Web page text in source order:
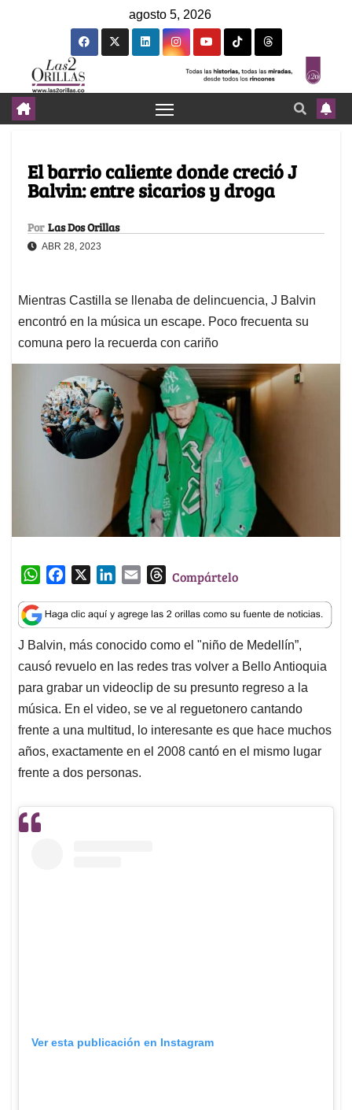
agosto 5, 2026
El barrio caliente donde creció J
Balvin: entre sicarios y droga
Por Las Dos Orillas
ABR 28, 2023
Mientras Castilla se llenaba de delincuencia, J Balvin
encontró en la música un escape. Poco frecuenta su
comuna pero la recuerda con cariño
W
a
t
s
A
p
p
c
e
b
o
o
k
n
k
e
d
I
n
a
i
l
T
r
e
a
d
s
Compártelo
J Balvin, más conocido como el "niño de Medellín”,
causó revuelo en las redes tras volver a Bello Antioquia
para grabar un videoclip de su presunto regreso a la
música. En el video, se ve al reguetonero cantando
frente a una multitud, lo interesante es que hace muchos
años, exactamente en el 2008 cantó en el mismo lugar
frente a dos personas.
Ver esta publicación en Instagram